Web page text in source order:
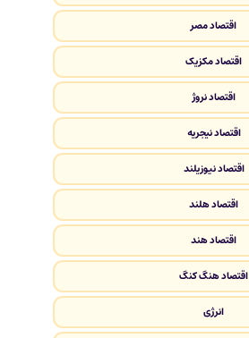
اقتصاد مصر
اقتصاد مکزیک
اقتصاد نروژ
اقتصاد نیجریه
اقتصاد نیوزیلند
اقتصاد هلند
اقتصاد هند
اقتصاد هنگ کنگ
انرژی